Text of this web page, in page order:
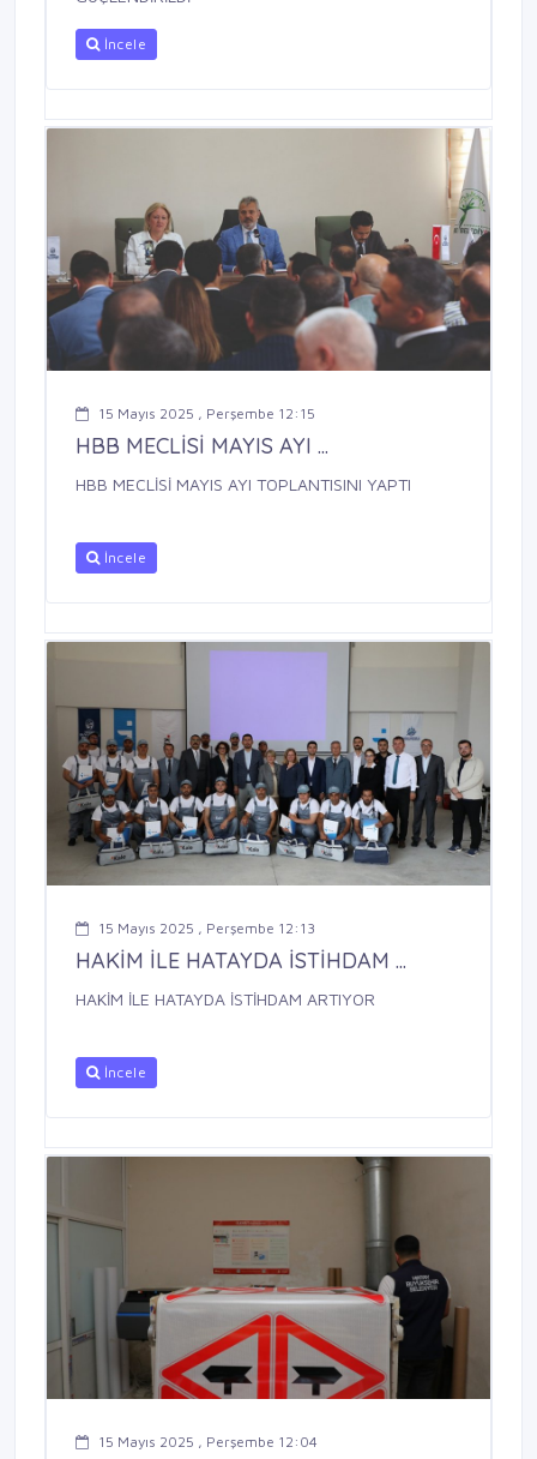
İncele
15 Mayıs 2025 , Perşembe 12:15
HBB MECLİSİ MAYIS AYI ...
HBB MECLİSİ MAYIS AYI TOPLANTISINI YAPTI
İncele
15 Mayıs 2025 , Perşembe 12:13
HAKİM İLE HATAYDA İSTİHDAM ...
HAKİM İLE HATAYDA İSTİHDAM ARTIYOR
İncele
15 Mayıs 2025 , Perşembe 12:04